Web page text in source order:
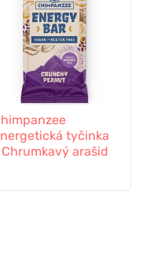
tyčinka
arašid